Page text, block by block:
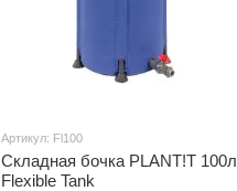
Артикул: Fl100
Складная бочка PLANT!T 100л
Flexible Tank